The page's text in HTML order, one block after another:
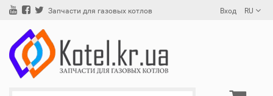
Запчасти для газовых котлов Вход RU